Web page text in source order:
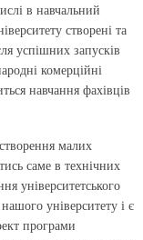
в навчальний
створені та
успішних запусків
комерційні
навчання фахівців
малих
саме в технічних
університетського
університету і є
програми